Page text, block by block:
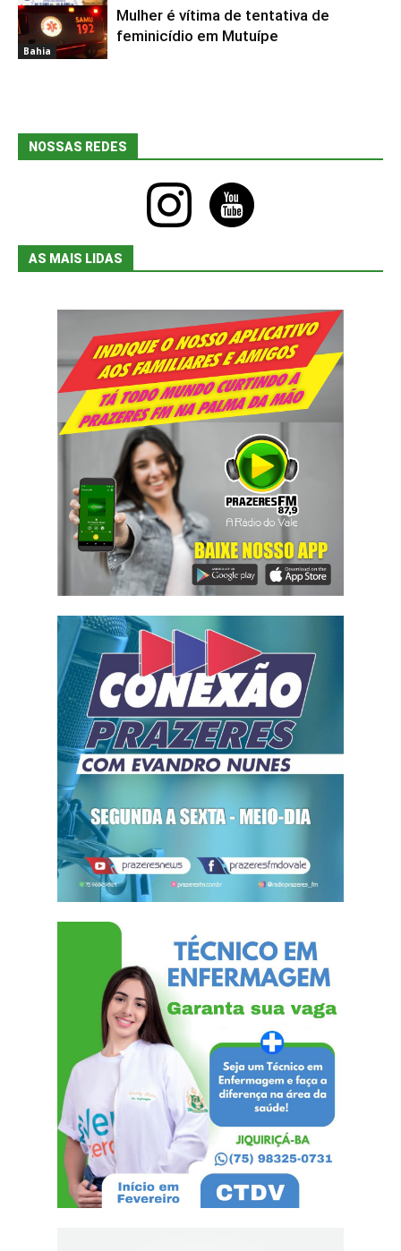
Bahia
Bahia
Mulher é vítima de tentativa de
feminicídio em Mutuípe
NOSSAS REDES
instagram youtube
AS MAIS LIDAS